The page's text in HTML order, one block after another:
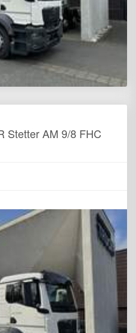
Stetter AM 9/8 FHC